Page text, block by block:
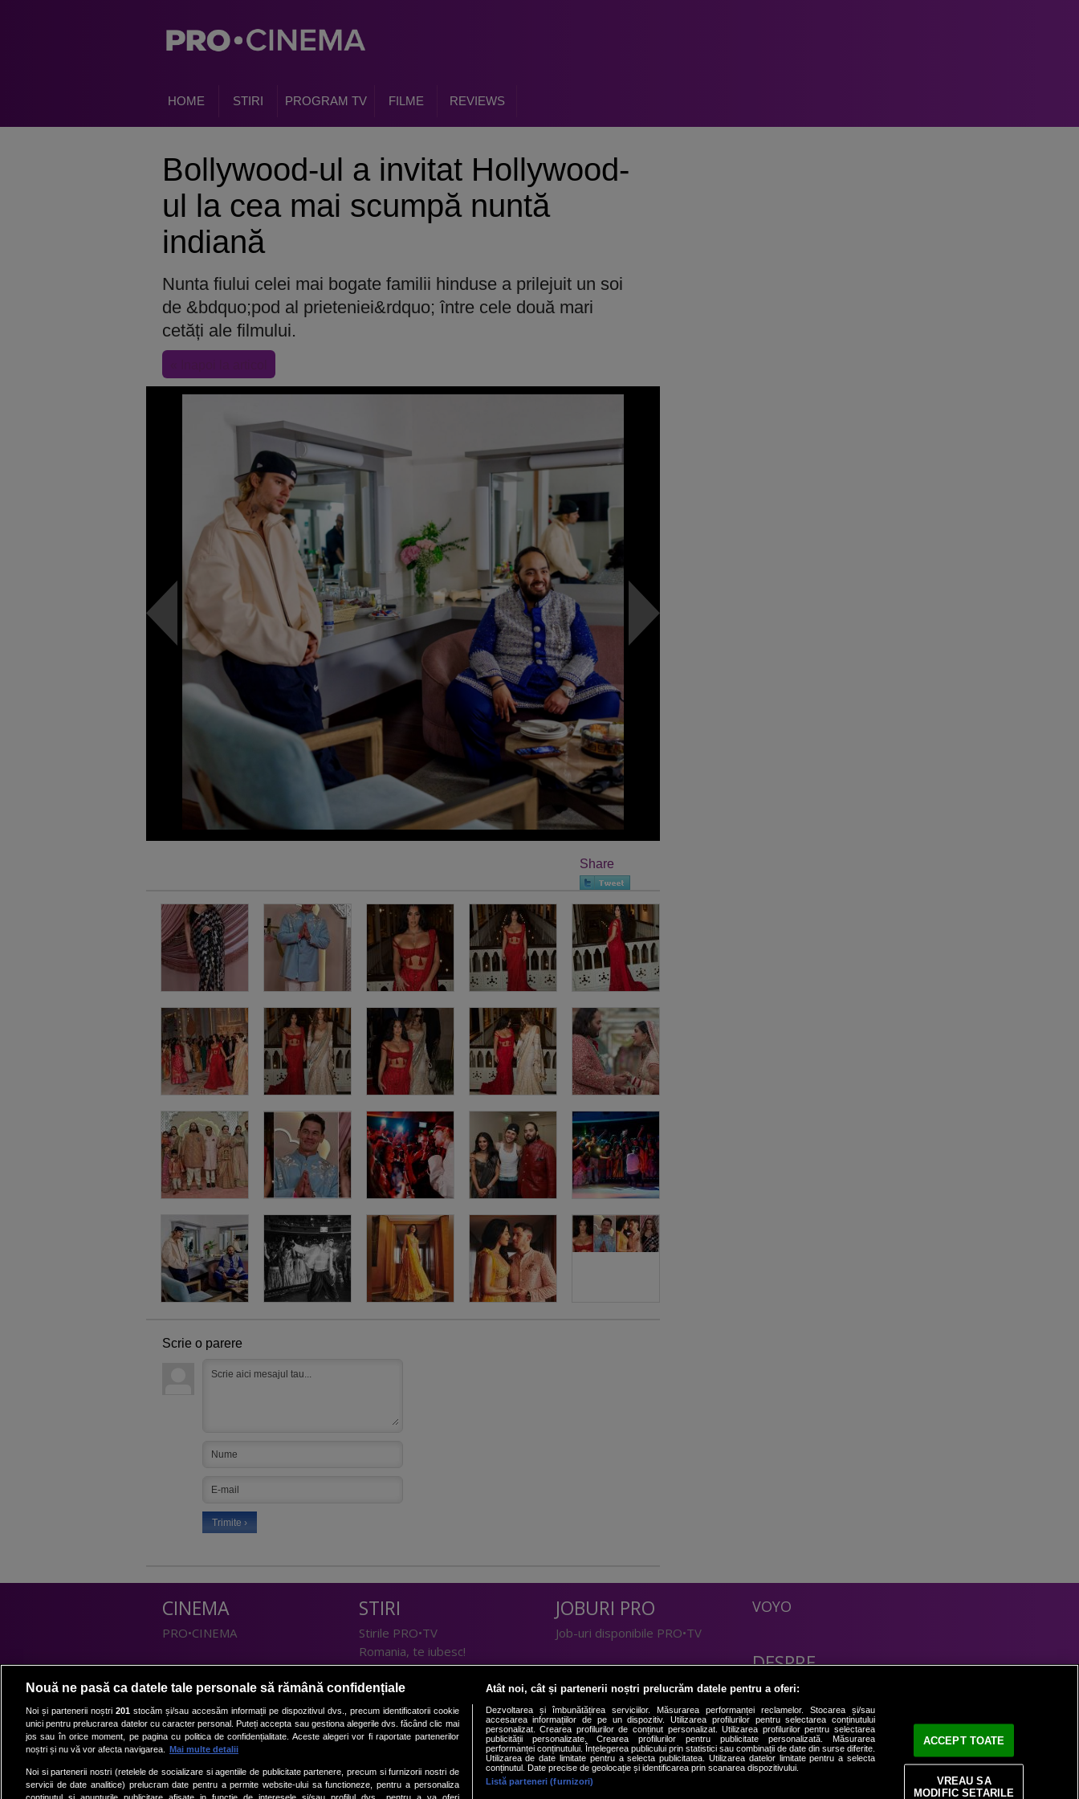
HOME STIRI PROGRAM TV FILME REVIEWS
Bollywood-ul a invitat Hollywood-
ul la cea mai scumpă nuntă
indiană
Nunta fiului celei mai bogate familii hinduse a prilejuit un soi
de &bdquo;pod al prieteniei&rdquo; între cele două mari
cetăți ale filmului.
Share
Scrie o parere
CINEMA
PRO•CINEMA
DIVERTISMENT
PRO•TV
Romanii au talent
Vocea Romaniei
Las Fierbinti
La Maruta
STIRI
Stirile PRO•TV
Romania, te iubesc!
TEHNOLOGIE
I Like IT
SPORT
JOBURI PRO
Job-uri disponibile PRO•TV
LIFESTYLE
Doctor de Bine
Acasă
Acasă Gold
Perfecte
DeBarbati
VOYO
DESPRE
Politica Confidentialitate
Contact
Nouă ne pasă ca datele tale personale să rămână confidențiale
Noi și partenerii noștri 201stocăm și/sau accesăm informații pe dispozitivul dvs., precum identificatorii cookie
unici pentru prelucrarea datelor cu caracter personal. Puteți accepta sau gestiona alegerile dvs. făcând clic mai
jos sau în orice moment, pe pagina cu politica de confidențialitate. Aceste alegeri vor fi raportate partenerilor
noștri și nu vă vor afecta navigarea.
Mai multe detalii
Noi si partenerii nostri (retelele de socializare si agentiile de publicitate partenere, precum si furnizorii nostri de
servicii de date analitice) prelucram date pentru a permite website-ului sa functioneze, pentru a personaliza
Atât noi, cât și partenerii noștri prelucrăm datele pentru a oferi:
Dezvoltarea și îmbunătățirea serviciilor. Măsurarea performanței reclamelor. Stocarea și/sau
accesarea informațiilor de pe un dispozitiv. Utilizarea profilurilor pentru selectarea conținutului
personalizat. Crearea profilurilor de conținut personalizat. Utilizarea profilurilor pentru selectarea
publicității personalizate. Crearea profilurilor pentru publicitate personalizată. Măsurarea
performanței conținutului. Înțelegerea publicului prin statistici sau combinații de date din surse diferite.
Utilizarea de date limitate pentru a selecta publicitatea. Utilizarea datelor limitate pentru a selecta
conținutul. Date precise de geolocație și identificarea prin scanarea dispozitivului.
Listă parteneri (furnizori)
ACCEPT TOATE
VREAU SA
MODIFIC SETARILE